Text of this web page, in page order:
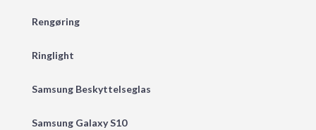
Rengøring
Ringlight
Samsung Beskyttelseglas
Samsung Galaxy S10